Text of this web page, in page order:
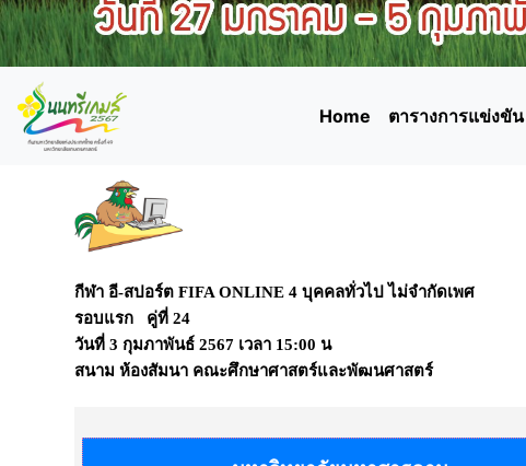
Home ตารางการแข่งขัน
กีฬา อี-สปอร์ต FIFA ONLINE 4 บุคคลทั่วไป ไม่จำกัดเพศ
รอบแรก คู่ที่ 24
วันที่ 3 กุมภาพันธ์ 2567 เวลา 15:00 น
สนาม ห้องสัมนา คณะศึกษาศาสตร์และพัฒนศาสตร์